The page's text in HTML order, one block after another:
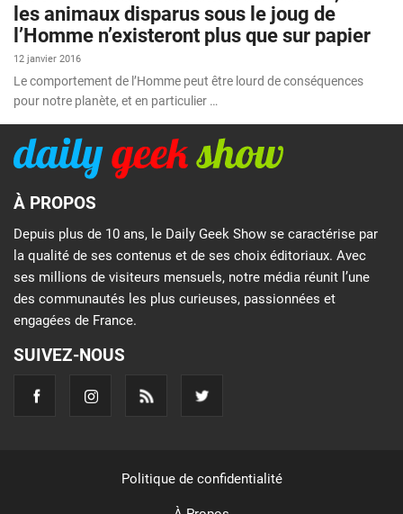
les animaux disparus sous le joug de
l’Homme n’existeront plus que sur papier
12 janvier 2016
Le comportement de l’Homme peut être lourd de conséquences
pour notre planète, et en particulier …
À PROPOS
Depuis plus de 10 ans, le Daily Geek Show se caractérise par
la qualité de ses contenus et de ses choix éditoriaux. Avec
ses millions de visiteurs mensuels, notre média réunit l’une
des communautés les plus curieuses, passionnées et
engagées de France.
SUIVEZ-NOUS
Politique de confidentialité